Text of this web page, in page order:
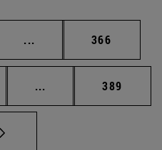
... Páginas intermedias
Página
366
... Páginas intermedias
Página
389